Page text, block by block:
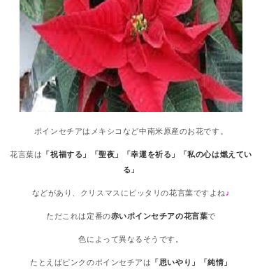
ポインセチアはメキシコなど中南米原産のお花です。
花言葉は 「祝福する」「聖夜」「幸運を祈る」「私の心は燃えてい
る」
などがあり、クリスマスにピッタリの花言葉ですよね ♪
ただこれは定番の赤いポインセチアの花言葉で
色によって異なるそうです。
たとえばピンクのポインセチアは 「思いやり」「純情」